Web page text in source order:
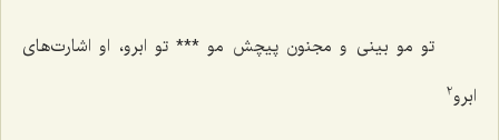
تو مو بینی و مجنون پیچش مو *** تو ابرو، او اشارت‌های
ابرو2